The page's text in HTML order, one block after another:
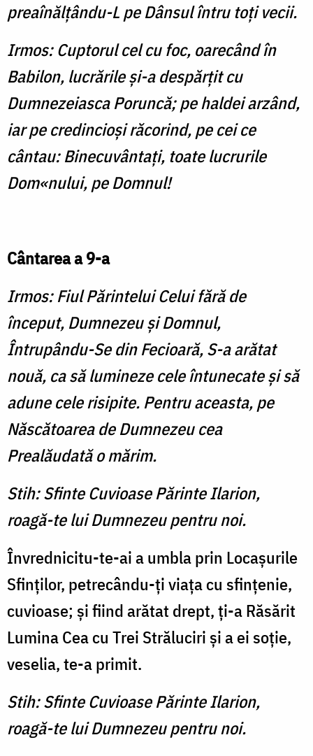
preaînălţându-L pe Dânsul întru toţi vecii.
Irmos: Cuptorul cel cu foc, oarecând în
Babilon, lucrări­le şi-a despărţit cu
Dumneze­iasca Poruncă; pe haldei arzând,
iar pe credincioşi răcorind, pe cei ce
cântau: Binecu­vântaţi, toate lucrurile
Dom«nului, pe Domnul!
Cântarea a 9-a
Irmos: Fiul Părintelui Celui fără de
început, Dumnezeu şi Domnul,
Întrupându-Se din Fecioară, S-a arătat
nouă, ca să lumineze cele întunecate şi să
adune cele risipite. Pentru aceasta, pe
Născătoarea de Dumnezeu cea
Prealăudată o mărim.
Stih: Sfinte Cuvioase Părinte Ilarion,
roagă-te lui Dumnezeu pentru noi.
Învrednicitu-te-ai a umbla prin Locaşurile
Sfinţilor, petrecându-ţi viaţa cu sfinţenie,
cuvioase; şi fiind arătat drept, ţi-a Răsărit
Lumina Cea cu Trei Străluciri şi a ei soţie,
veselia, te-a primit.
Stih: Sfinte Cuvioase Părinte Ilarion,
roagă-te lui Dumnezeu pentru noi.